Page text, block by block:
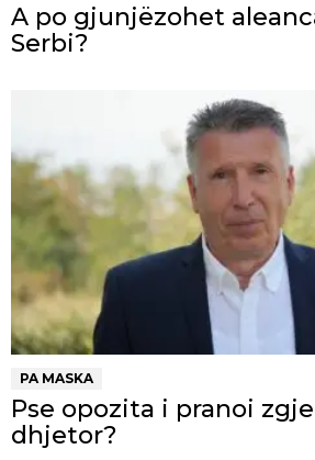
A po gjunjëzohet
Serbi?
PA MASKA
Pse opozita i pranoi
dhjetor?